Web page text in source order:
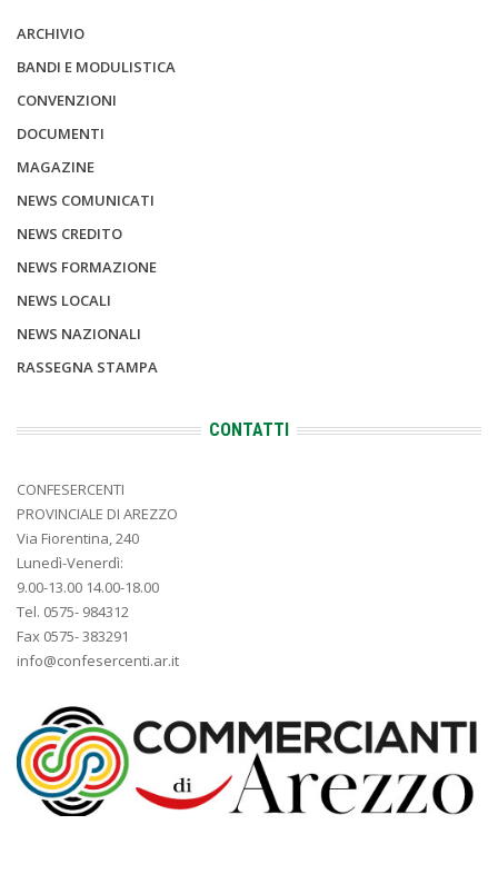
ARCHIVIO
BANDI E MODULISTICA
CONVENZIONI
DOCUMENTI
MAGAZINE
NEWS COMUNICATI
NEWS CREDITO
NEWS FORMAZIONE
NEWS LOCALI
NEWS NAZIONALI
RASSEGNA STAMPA
CONTATTI
CONFESERCENTI
PROVINCIALE DI AREZZO
Via Fiorentina, 240
Lunedì-Venerdì:
9.00-13.00 14.00-18.00
Tel. 0575- 984312
Fax 0575- 383291
info@confesercenti.ar.it